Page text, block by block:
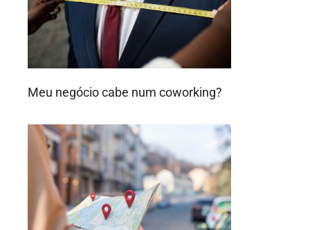
Meu negócio cabe num coworking?